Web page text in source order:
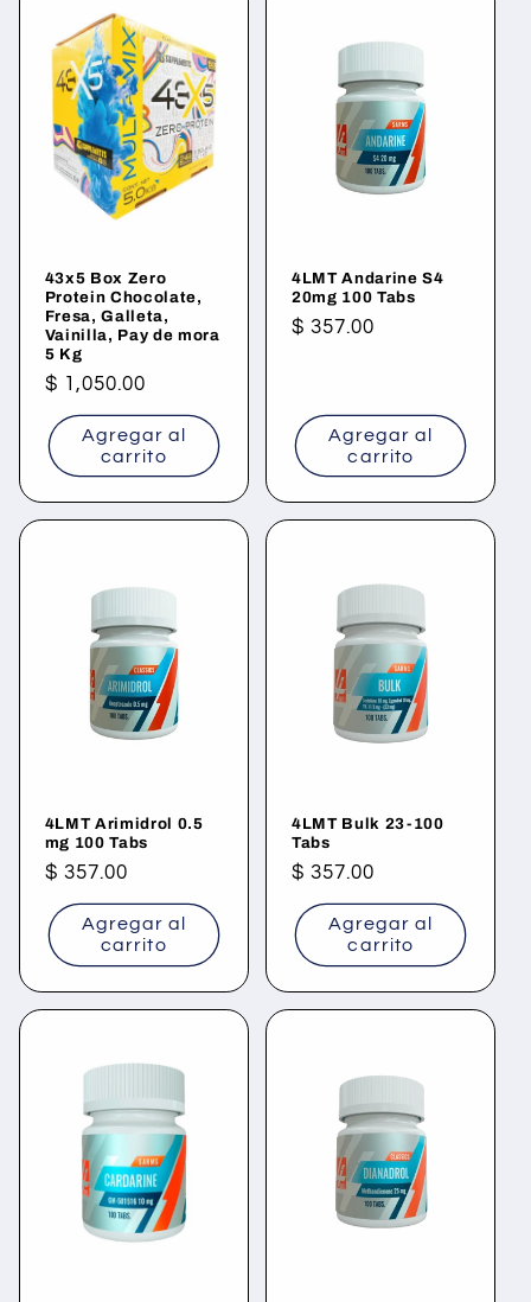
43x5 Box Zero
Protein Chocolate,
Fresa, Galleta,
Vainilla, Pay de mora
5 Kg
Precio
habitual
$ 1,050.00
Agregar al
carrito
4LMT Andarine S4
20mg 100 Tabs
Precio
$ 357.00
Agregar al
carrito
4LMT Arimidrol 0.5
mg 100 Tabs
Precio
habitual
$ 357.00
Agregar al
carrito
4LMT Bulk 23-100
Tabs
Precio
habitual
$ 357.00
Agregar al
carrito